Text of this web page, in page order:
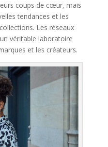
coups de cœur, mais
tendances et les
Les réseaux
véritable laboratoire
et les créateurs.